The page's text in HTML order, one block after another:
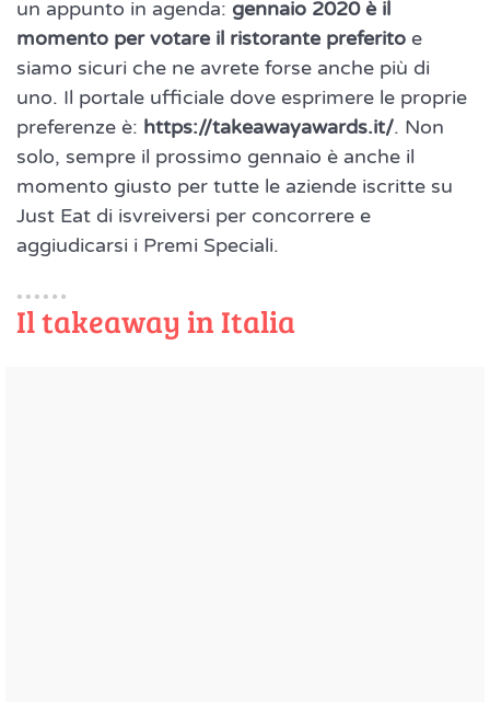
un appunto in agenda: gennaio 2020 è il
momento per votare il ristorante preferito e
siamo sicuri che ne avrete forse anche più di
uno. Il portale ufficiale dove esprimere le proprie
preferenze è: https://takeawayawards.it/. Non
solo, sempre il prossimo gennaio è anche il
momento giusto per tutte le aziende iscritte su
Just Eat di isvreiversi per concorrere e
aggiudicarsi i Premi Speciali.
Il takeaway in Italia